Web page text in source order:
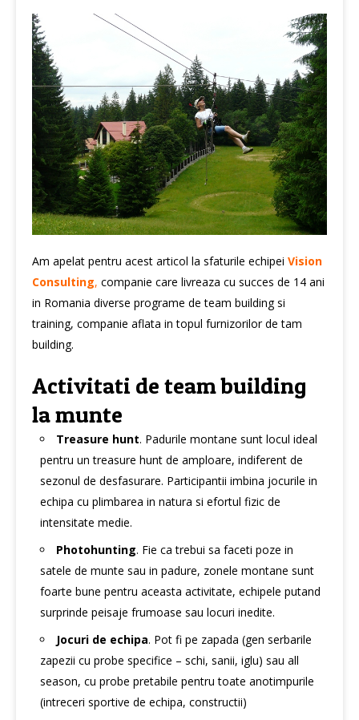
Am apelat pentru acest articol la sfaturile echipei Vision
Consulting, companie care livreaza cu succes de 14 ani
in Romania diverse programe de team building si
training, companie aflata in topul furnizorilor de tam
building.
Activitati de team building
la munte
Treasure hunt. Padurile montane sunt locul ideal
pentru un treasure hunt de amploare, indiferent de
sezonul de desfasurare. Participantii imbina jocurile in
echipa cu plimbarea in natura si efortul fizic de
intensitate medie.
Photohunting. Fie ca trebui sa faceti poze in
satele de munte sau in padure, zonele montane sunt
foarte bune pentru aceasta activitate, echipele putand
surprinde peisaje frumoase sau locuri inedite.
Jocuri de echipa. Pot fi pe zapada (gen serbarile
zapezii cu probe specifice – schi, sanii, iglu) sau all
season, cu probe pretabile pentru toate anotimpurile
(intreceri sportive de echipa, constructii)